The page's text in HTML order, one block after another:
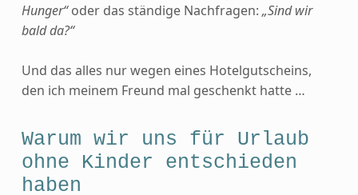
Hunger“oder das ständige Nachfragen: „Sind wir
bald da?“
Und das alles nur wegen eines Hotelgutscheins,
den ich meinem Freund mal geschenkt hatte …
Warum wir uns für Urlaub
ohne Kinder entschieden
haben